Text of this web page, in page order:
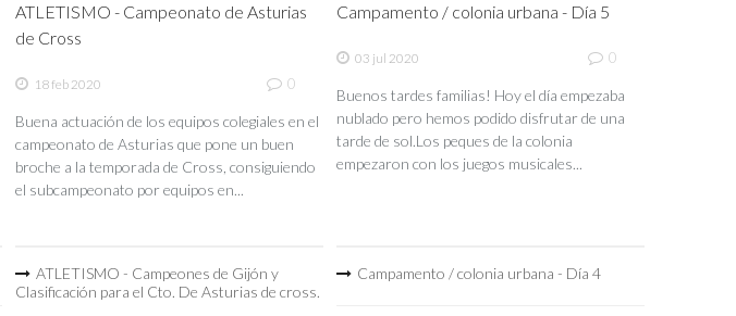
ATLETISMO - Campeonato de Asturias
de Cross
18 feb 2020 0
Buena actuación de los equipos colegiales en el
campeonato de Asturias que pone un buen
broche a la temporada de Cross, consiguiendo
el subcampeonato por equipos en...
ATLETISMO - Campeones de Gijón y
Clasificación para el Cto. De Asturias de cross.
Campamento / colonia urbana - Día 5
03 jul 2020 0
Buenos tardes familias! Hoy el día empezaba
nublado pero hemos podido disfrutar de una
tarde de sol.Los peques de la colonia
empezaron con los juegos musicales...
Campamento / colonia urbana - Día 4